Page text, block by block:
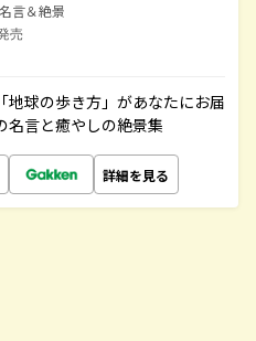
言＆絶景
売
球の歩き方」があなたにお届
名言と癒やしの絶景集
詳細を見る